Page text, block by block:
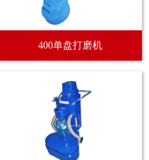
400单盘打磨机